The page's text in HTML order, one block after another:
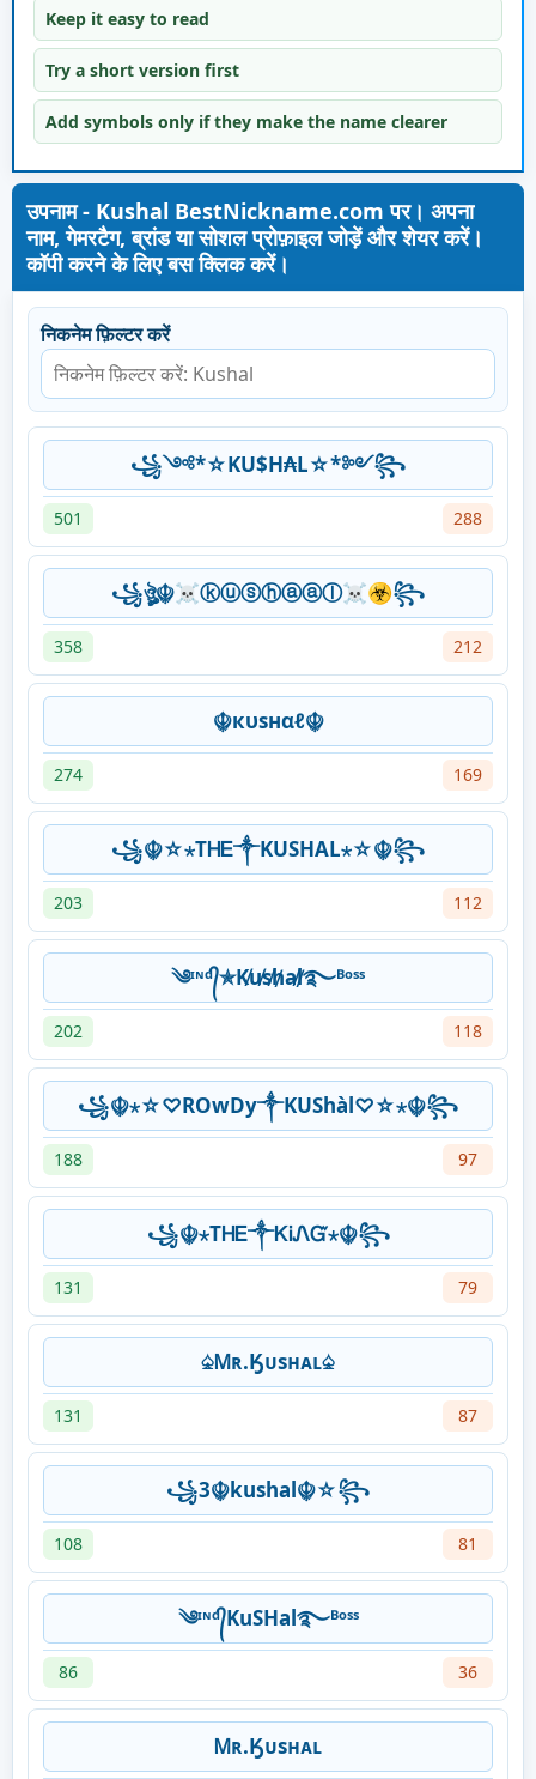
Keep it easy to read
Try a short version first
Add symbols only if they make the name clearer
उपनाम - Kushal BestNickname.com पर। अपना
नाम, गेमरटैग, ब्रांड या सोशल प्रोफ़ाइल जोड़ें और शेयर करें।
कॉपी करने के लिए बस क्लिक करें।
निकनेम फ़िल्टर करें
꧁༺*☆KU$H₳L☆*༻꧂
501 288
꧁ঔৣ☬☠ⓚⓤⓢⓗⓐⓐⓛ☠☣꧂
358 212
☬кυѕнαℓ☬
274 169
꧁☬☆⋆ТᎻᎬ༒KUSHAL⋆☆☬꧂
203 112
༄ᶦᶰᵈ᭄✯K̸u̸s̸h̸a̸l̸࿐ᴮᵒˢˢ
202 118
꧁☬⋆☆♡ROwDy༒KUShàl♡☆⋆☬꧂
188 97
꧁☬⋆ТᎻᎬ༒ᏦᎥᏁᏳ⋆☬꧂
131 79
♤Ꮇʀ.Ӄᴜsʜᴀʟ♤
131 87
꧁3☬kushal☬☆꧂
108 81
༄ᶦᶰᵈ᭄KuSHal࿐ᴮᵒˢˢ
86 36
Ꮇʀ.Ӄᴜsʜᴀʟ